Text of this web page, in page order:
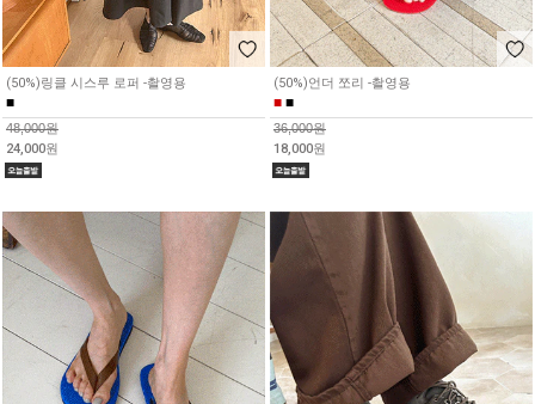
(50%)링클 시스루 로퍼 -촬영용
■
48,000원
24,000원
(50%)언더 쪼리 -촬영용
■ ■
36,000원
18,000원